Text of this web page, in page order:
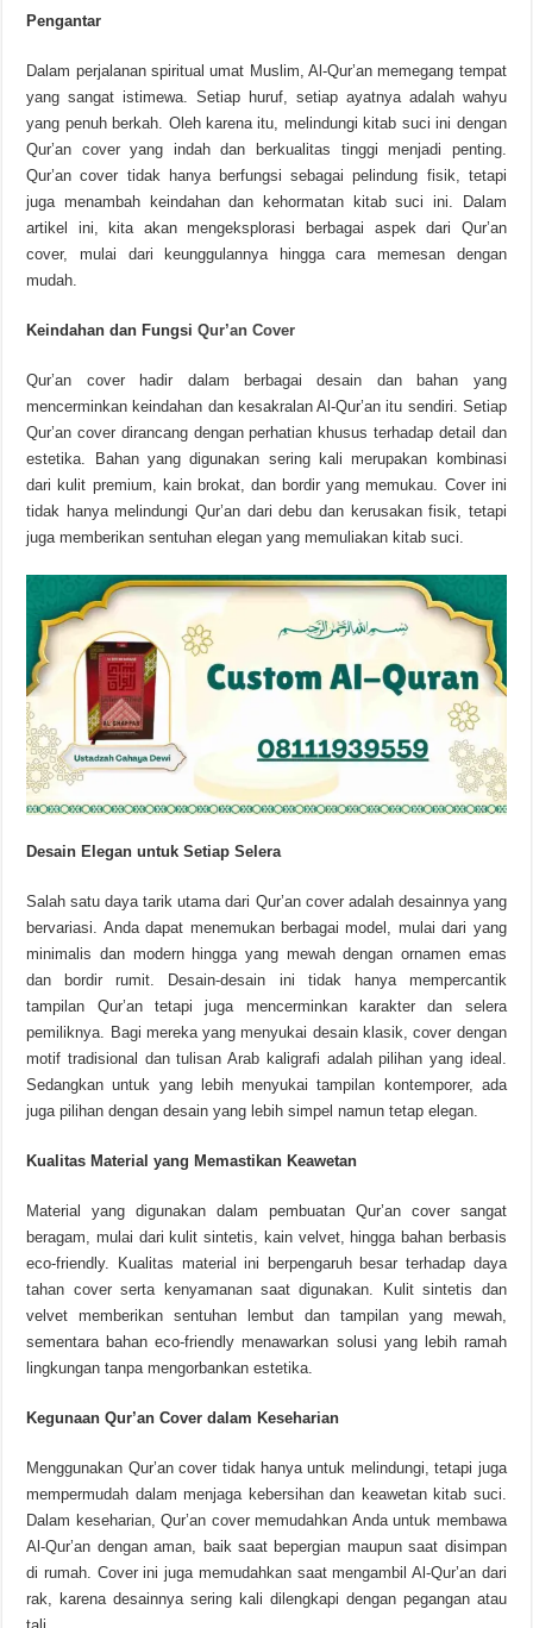
Pengantar
Dalam perjalanan spiritual umat Muslim, Al-Qur’an memegang tempat
yang sangat istimewa. Setiap huruf, setiap ayatnya adalah wahyu
yang penuh berkah. Oleh karena itu, melindungi kitab suci ini dengan
Qur’an cover yang indah dan berkualitas tinggi menjadi penting.
Qur’an cover tidak hanya berfungsi sebagai pelindung fisik, tetapi
juga menambah keindahan dan kehormatan kitab suci ini. Dalam
artikel ini, kita akan mengeksplorasi berbagai aspek dari Qur’an
cover, mulai dari keunggulannya hingga cara memesan dengan
mudah.
Keindahan dan FungsiQur’an Cover
Qur’an cover hadir dalam berbagai desain dan bahan yang
mencerminkan keindahan dan kesakralan Al-Qur’an itu sendiri. Setiap
Qur’an cover dirancang dengan perhatian khusus terhadap detail dan
estetika. Bahan yang digunakan sering kali merupakan kombinasi
dari kulit premium, kain brokat, dan bordir yang memukau. Cover ini
tidak hanya melindungi Qur’an dari debu dan kerusakan fisik, tetapi
juga memberikan sentuhan elegan yang memuliakan kitab suci.
Desain Elegan untuk Setiap Selera
Salah satu daya tarik utama dari Qur’an cover adalah desainnya yang
bervariasi. Anda dapat menemukan berbagai model, mulai dari yang
minimalis dan modern hingga yang mewah dengan ornamen emas
dan bordir rumit. Desain-desain ini tidak hanya mempercantik
tampilan Qur’an tetapi juga mencerminkan karakter dan selera
pemiliknya. Bagi mereka yang menyukai desain klasik, cover dengan
motif tradisional dan tulisan Arab kaligrafi adalah pilihan yang ideal.
Sedangkan untuk yang lebih menyukai tampilan kontemporer, ada
juga pilihan dengan desain yang lebih simpel namun tetap elegan.
Kualitas Material yang Memastikan Keawetan
Material yang digunakan dalam pembuatan Qur’an cover sangat
beragam, mulai dari kulit sintetis, kain velvet, hingga bahan berbasis
eco-friendly. Kualitas material ini berpengaruh besar terhadap daya
tahan cover serta kenyamanan saat digunakan. Kulit sintetis dan
velvet memberikan sentuhan lembut dan tampilan yang mewah,
sementara bahan eco-friendly menawarkan solusi yang lebih ramah
lingkungan tanpa mengorbankan estetika.
Kegunaan Qur’an Cover dalam Keseharian
Menggunakan Qur’an cover tidak hanya untuk melindungi, tetapi juga
mempermudah dalam menjaga kebersihan dan keawetan kitab suci.
Dalam keseharian, Qur’an cover memudahkan Anda untuk membawa
Al-Qur’an dengan aman, baik saat bepergian maupun saat disimpan
di rumah. Cover ini juga memudahkan saat mengambil Al-Qur’an dari
rak, karena desainnya sering kali dilengkapi dengan pegangan atau